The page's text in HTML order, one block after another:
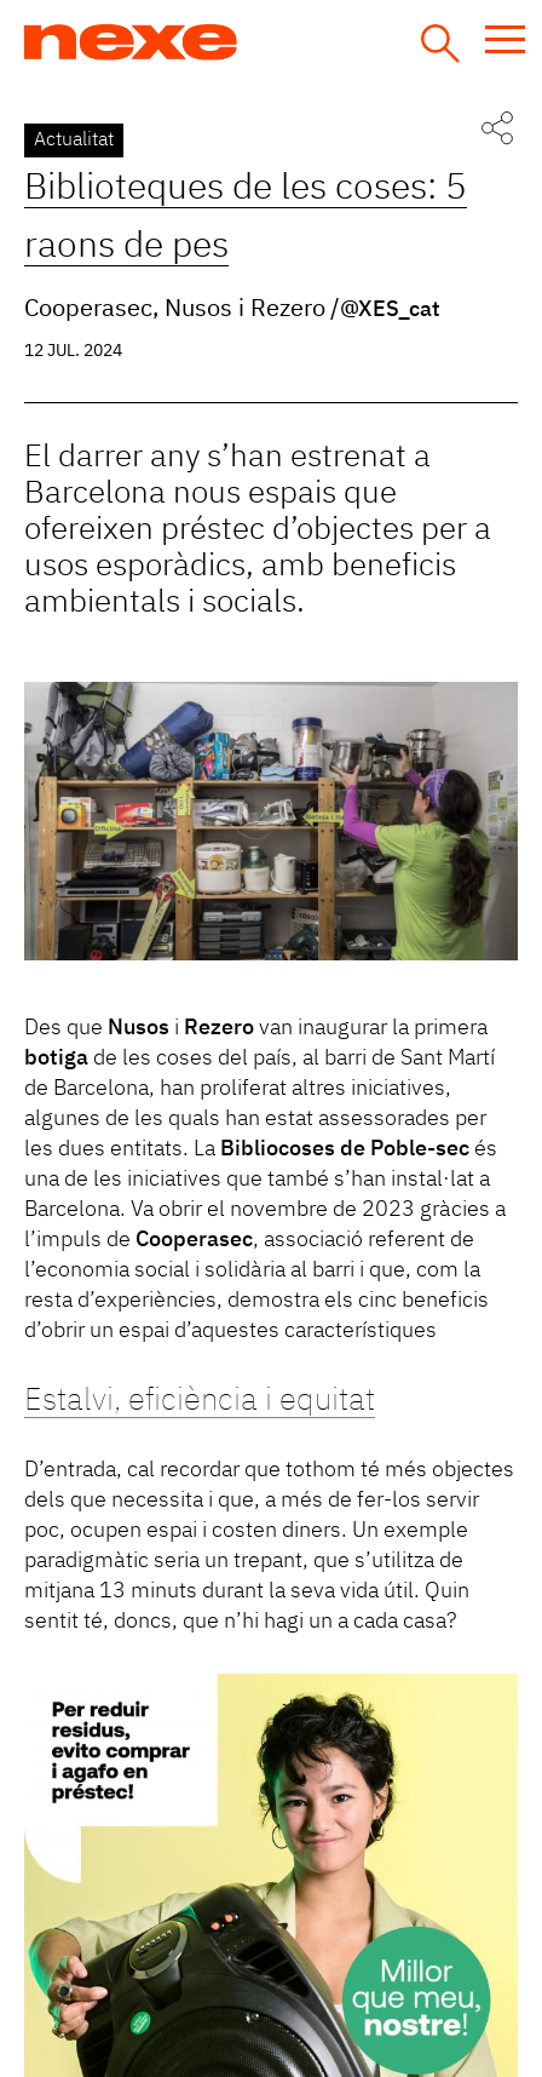
Back
to
top
Actualitat
Biblioteques de les coses: 5
raons de pes
Cooperasec, Nusos i Rezero @XES_cat
12 JUL. 2024
El darrer any s’han estrenat a
Barcelona nous espais que
ofereixen préstec d’objectes per a
usos esporàdics, amb beneficis
ambientals i socials.
Des que Nusos i Rezero van inaugurar la primera
botiga de les coses del país, al barri de Sant Martí
de Barcelona, han proliferat altres iniciatives,
algunes de les quals han estat assessorades per
les dues entitats. La Bibliocoses de Poble-sec és
una de les iniciatives que també s’han instal·lat a
Barcelona. Va obrir el novembre de 2023 gràcies a
l’impuls de Cooperasec, associació referent de
l’economia social i solidària al barri i que, com la
resta d’experiències, demostra els cinc beneficis
d’obrir un espai d’aquestes característiques
Estalvi, eficiència i equitat
D’entrada, cal recordar que tothom té més objectes
dels que necessita i que, a més de fer-los servir
poc, ocupen espai i costen diners. Un exemple
paradigmàtic seria un trepant, que s’utilitza de
mitjana 13 minuts durant la seva vida útil. Quin
sentit té, doncs, que n’hi hagi un a cada casa?